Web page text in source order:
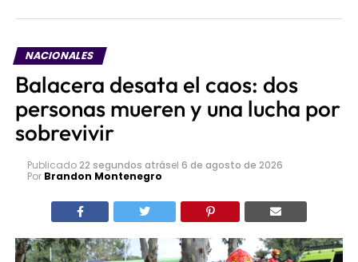
NACIONALES
Balacera desata el caos: dos
personas mueren y una lucha por
sobrevivir
Publicado22 segundos atrásel 6 de agosto de 2026
Por Brandon Montenegro